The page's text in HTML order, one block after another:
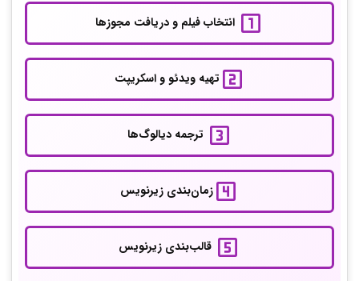
انتخاب فیلم و دریافت مجوزها
تهیه ویدئو و اسکریپت
ترجمه دیالوگ‌ها
زمان‌بندی زیرنویس
قالب‌بندی زیرنویس